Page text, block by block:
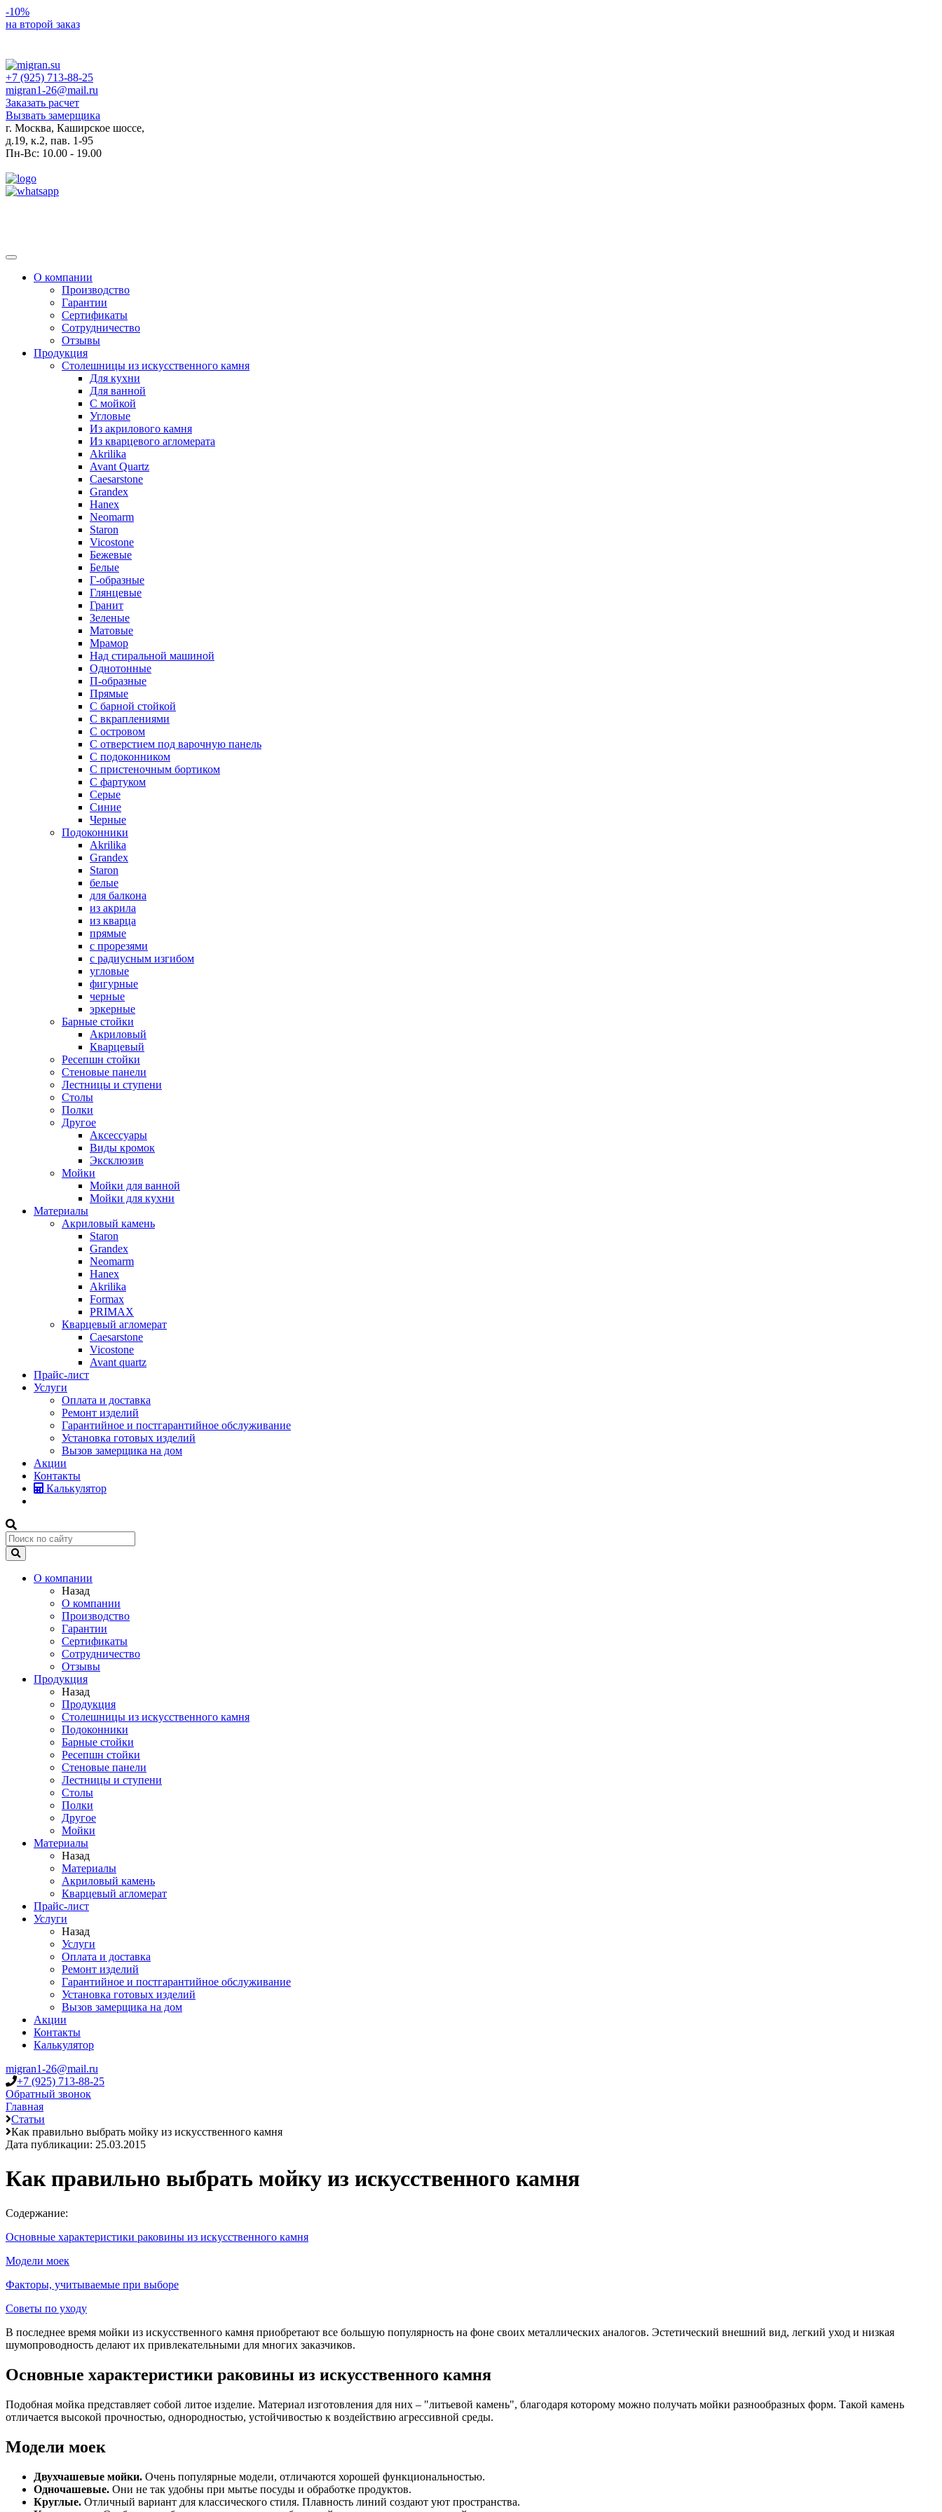
-10%
на второй заказ
+7 (925) 713-88-25
migran1-26@mail.ru
Заказать расчет
Вызвать замерщика
г. Москва, Каширское шоссе,
д.19, к.2, пав. 1-95
Пн-Вс: 10.00 - 19.00
Toggle
navigationО компании
Производство
Гарантии
Сертификаты
Сотрудничество
Отзывы
Продукция
Столешницы из искусственного камня
Для кухни
Для ванной
С мойкой
Угловые
Из акрилового камня
Из кварцевого агломерата
Akrilika
Avant Quartz
Caesarstone
Grandex
Hanex
Neomarm
Staron
Vicostone
Бежевые
Белые
Г-образные
Глянцевые
Гранит
Зеленые
Матовые
Мрамор
Над стиральной машиной
Однотонные
П-образные
Прямые
С барной стойкой
С вкраплениями
С островом
С отверстием под варочную панель
С подоконником
С пристеночным бортиком
С фартуком
Серые
Синие
Черные
Подоконники
Akrilika
Grandex
Staron
белые
для балкона
из акрила
из кварца
прямые
с прорезями
с радиусным изгибом
угловые
фигурные
черные
эркерные
Барные стойки
Акриловый
Кварцевый
Ресепшн стойки
Стеновые панели
Лестницы и ступени
Столы
Полки
Другое
Аксессуары
Виды кромок
Эксклюзив
Мойки
Мойки для ванной
Мойки для кухни
Материалы
Акриловый камень
Staron
Grandex
Neomarm
Hanex
Akrilika
Formax
PRIMAX
Кварцевый агломерат
Caesarstone
Vicostone
Avant quartz
Прайс-лист
Услуги
Оплата и доставка
Ремонт изделий
Гарантийное и постгарантийное обслуживание
Установка готовых изделий
Вызов замерщика на дом
Акции
Контакты
Калькулятор
О компании
Назад
О компании
Производство
Гарантии
Сертификаты
Сотрудничество
Отзывы
Продукция
Назад
Продукция
Столешницы из искусственного камня
Подоконники
Барные стойки
Ресепшн стойки
Стеновые панели
Лестницы и ступени
Столы
Полки
Другое
Мойки
Материалы
Назад
Материалы
Акриловый камень
Кварцевый агломерат
Прайс-лист
Услуги
Назад
Услуги
Оплата и доставка
Ремонт изделий
Гарантийное и постгарантийное обслуживание
Установка готовых изделий
Вызов замерщика на дом
Акции
Контакты
Калькулятор
migran1-26@mail.ru
+7 (925) 713-88-25
Обратный звонок
Главная
Статьи
Как правильно выбрать мойку из искусственного камня
Дата публикации: 25.03.2015
Как правильно выбрать мойку из искусственного камня
Содержание:
Основные характеристики раковины из искусственного камня
Модели моек
Факторы, учитываемые при выборе
Советы по уходу
В последнее время мойки из искусственного камня приобретают все большую популярность на фоне своих металлических аналогов. Эстетический внешний вид, легкий уход и низкая
шумопроводность делают их привлекательными для многих заказчиков.
Основные характеристики раковины из искусственного камня
Подобная мойка представляет собой литое изделие. Материал изготовления для них – "литьевой камень", благодаря которому можно получать мойки разнообразных форм. Такой камень
отличается высокой прочностью, однородностью, устойчивостью к воздействию агрессивной среды.
Модели моек
Двухчашевые мойки. Очень популярные модели, отличаются хорошей функциональностью.
Одночашевые. Они не так удобны при мытье посуды и обработке продуктов.
Круглые. Отличный вариант для классического стиля. Плавность линий создают уют пространства.